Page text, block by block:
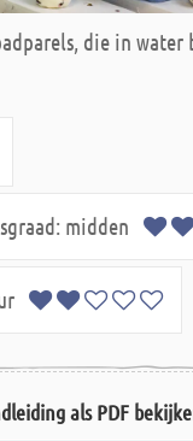
die in water
midden
als PDF